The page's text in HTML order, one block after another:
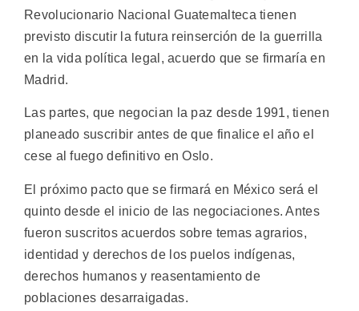
Revolucionario Nacional Guatemalteca tienen
previsto discutir la futura reinserción de la guerrilla
en la vida política legal, acuerdo que se firmaría en
Madrid.
Las partes, que negocian la paz desde 1991, tienen
planeado suscribir antes de que finalice el año el
cese al fuego definitivo en Oslo.
El próximo pacto que se firmará en México será el
quinto desde el inicio de las negociaciones. Antes
fueron suscritos acuerdos sobre temas agrarios,
identidad y derechos de los puelos indígenas,
derechos humanos y reasentamiento de
poblaciones desarraigadas.